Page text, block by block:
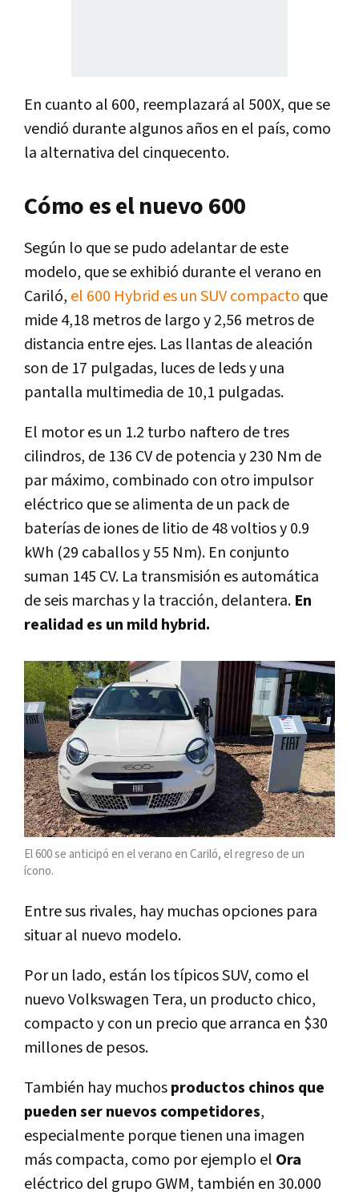
En cuanto al 600, reemplazará al 500X, que se
vendió durante algunos años en el país, como
la alternativa del cinquecento.
Cómo es el nuevo 600
Según lo que se pudo adelantar de este
modelo, que se exhibió durante el verano en
Cariló, el 600 Hybrid es un SUV compacto que
mide 4,18 metros de largo y 2,56 metros de
distancia entre ejes. Las llantas de aleación
son de 17 pulgadas, luces de leds y una
pantalla multimedia de 10,1 pulgadas.
El motor es un 1.2 turbo naftero de tres
cilindros, de 136 CV de potencia y 230 Nm de
par máximo, combinado con otro impulsor
eléctrico que se alimenta de un pack de
baterías de iones de litio de 48 voltios y 0.9
kWh (29 caballos y 55 Nm). En conjunto
suman 145 CV. La transmisión es automática
de seis marchas y la tracción, delantera. En
realidad es un mild hybrid.
El 600 se anticipó en el verano en Cariló, el regreso de un
ícono.
Entre sus rivales, hay muchas opciones para
situar al nuevo modelo.
Por un lado, están los típicos SUV, como el
nuevo Volkswagen Tera, un producto chico,
compacto y con un precio que arranca en $30
millones de pesos.
También hay muchosproductos chinos que
pueden ser nuevos competidores,
especialmente porque tienen una imagen
más compacta, como por ejemplo el Ora
eléctrico del grupo GWM, también en 30.000